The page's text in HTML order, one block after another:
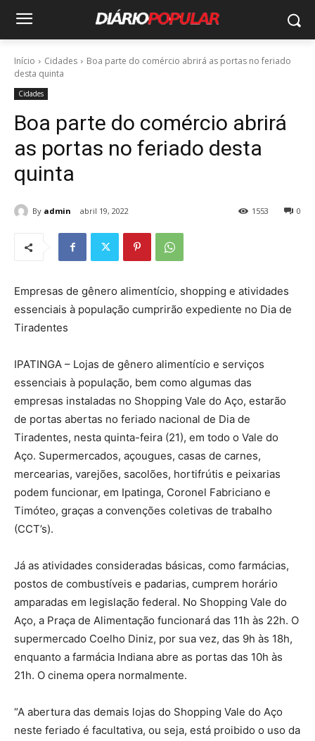
Início Cidades
Boa parte do comércio abrirá as portas no feriado
desta quinta
Cidades
Boa parte do comércio abrirá
as portas no feriado desta
quinta
By admin abril 19, 2022 0
1553
Empresas de gênero alimentício, shopping e atividades
essenciais à população cumprirão expediente no Dia de
Tiradentes
IPATINGA – Lojas de gênero alimentício e serviços
essenciais à população, bem como algumas das
empresas instaladas no Shopping Vale do Aço, estarão
de portas abertas no feriado nacional de Dia de
Tiradentes, nesta quinta-feira (21), em todo o Vale do
Aço. Supermercados, açougues, casas de carnes,
mercearias, varejões, sacolões, hortifrútis e peixarias
podem funcionar, em Ipatinga, Coronel Fabriciano e
Timóteo, graças a convenções coletivas de trabalho
(CCT’s).
Já as atividades consideradas básicas, como farmácias,
postos de combustíveis e padarias, cumprem horário
amparadas em legislação federal. No Shopping Vale do
Aço, a Praça de Alimentação funcionará das 11h às 22h. O
supermercado Coelho Diniz, por sua vez, das 9h às 18h,
enquanto a farmácia Indiana abre as portas das 10h às
21h. O cinema opera normalmente.
“A abertura das demais lojas do Shopping Vale do Aço
neste feriado é facultativa, ou seja, está proibido o uso da